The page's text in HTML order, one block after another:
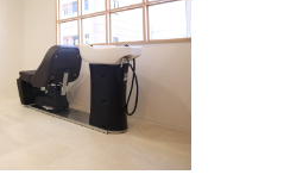
詳細条件を変更